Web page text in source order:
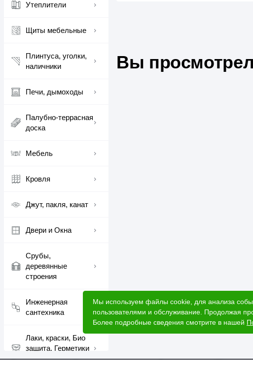
Утеплители
Щиты мебельные
Плинтуса, уголки,
наличники
Печи, дымоходы
Палубно-террасная
доска
Мебель
Кровля
Джут, пакля, канат
Двери и Окна
Срубы,
деревянные
строения
Инженерная
сантехника
Лаки, краски, Био
защита, Герметики
шовные
Вы
Мы используем файлы cookie, для анализа
пользователями и обслуживание. Продолжая
Более подробные сведения смотрите в нашей